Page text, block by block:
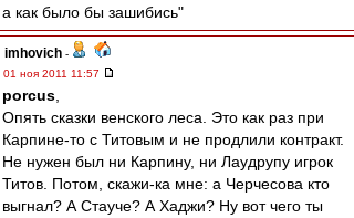
а как было бы зашибись"
imhovich -
01 ноя 2011 11:57
porcus
Опять сказки венского леса. Это как раз при
Карпине-то с Титовым и не продлили контракт.
Не нужен был ни Карпину, ни Лаудрупу игрок
Титов. Потом, скажи-ка мне: а Черчесова кто
выгнал? А Стауче? А Хаджи? Ну вот чего ты